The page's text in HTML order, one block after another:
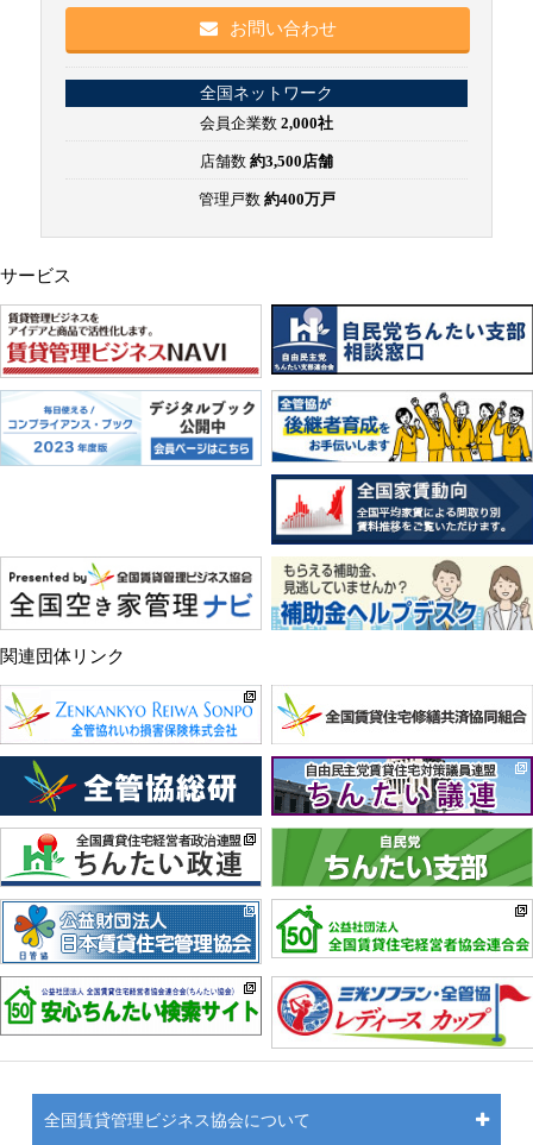
お問い合わせ
全国ネットワーク
会員企業数 2,000社
店舗数 約3,500店舗
管理戸数 約400万戸
サービス
関連団体リンク
全国賃貸管理ビジネス協会について